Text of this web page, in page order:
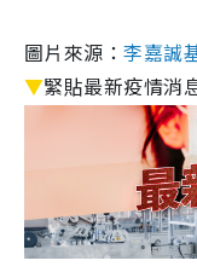
圖片來源：李嘉誠
▼緊貼最新疫情消